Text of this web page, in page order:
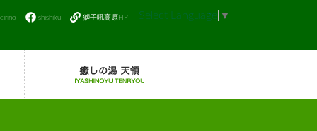
shishiku 獅子吼高原HP Select Language ▼